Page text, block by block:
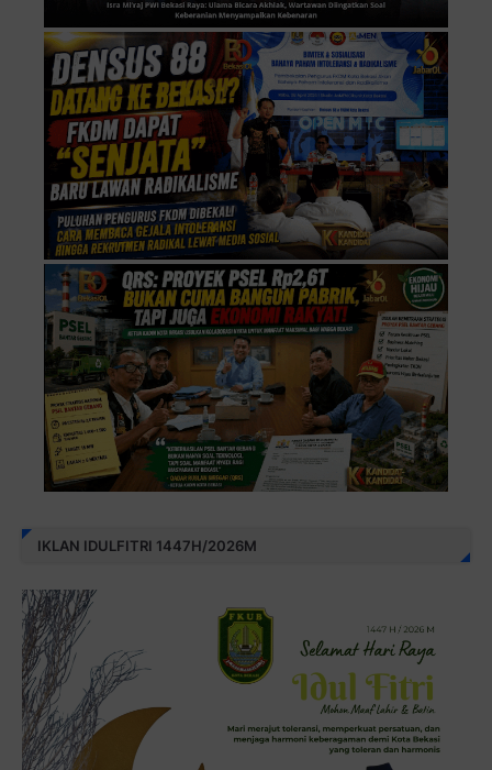
IKLAN IDULFITRI 1447H/2026M